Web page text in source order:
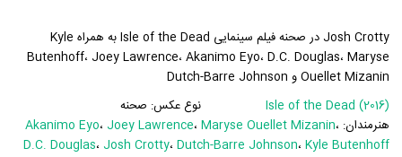
Josh Crotty در صحنه فیلم سینمایی Isle of the Dead به همراه Kyle
Butenhoff، Joey Lawrence، Akanimo Eyo، D.C. Douglas، Maryse
Ouellet Mizanin و Dutch-Barre Johnson
Isle of the Dead (2016)
نوع عکس: صحنه
هنرمندان:
Akanimo Eyo، Joey Lawrence، Maryse Ouellet Mizanin،
D.C. Douglas، Josh Crotty، Dutch-Barre Johnson، Kyle Butenhoff